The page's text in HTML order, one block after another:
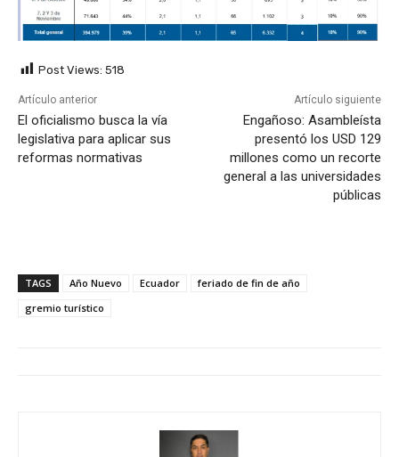
Post Views: 518
Artículo anterior
El oficialismo busca la vía
legislativa para aplicar sus
reformas normativas
Artículo siguiente
Engañoso: Asambleísta
presentó los USD 129
millones como un recorte
general a las universidades
públicas
TAGS Año Nuevo Ecuador
feriado de fin de año
gremio turístico